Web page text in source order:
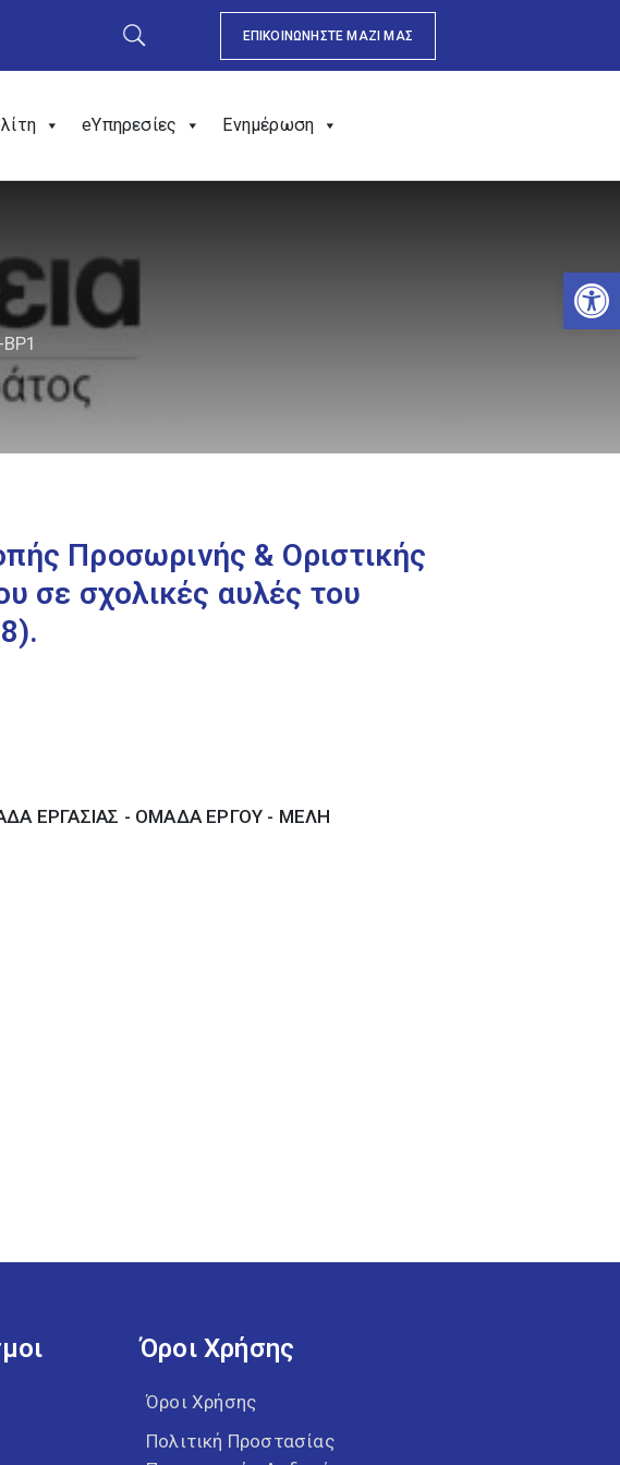
ΕΠΙΚΟΙΝΩΝΗΣΤΕ ΜΑΖΙ ΜΑΣ
eΥπηρεσίες Ενημέρωση
Προσωρινής & Οριστικής
σε σχολικές αυλές του
ΕΡΓΑΣΙΑΣ - ΟΜΑΔΑ ΕΡΓΟΥ - ΜΕΛΗ
Όροι Χρήσης
Όροι Χρήσης
Πολιτική Προστασίας